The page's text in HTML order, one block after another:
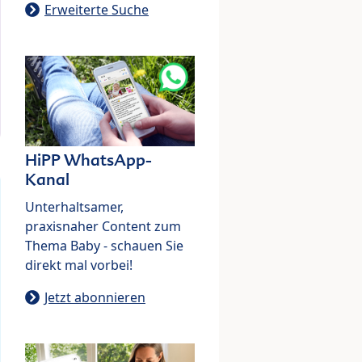
Erweiterte Suche
HiPP WhatsApp-
Kanal
Unterhaltsamer,
praxisnaher Content zum
Thema Baby - schauen Sie
direkt mal vorbei!
Jetzt abonnieren